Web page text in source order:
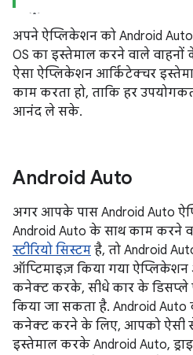
अपने ऐप्लिकेशन को Android
OS का इस्तेमाल करने वाले
ऐसा ऐप्लिकेशन आर्किटेक्चर
काम करता हो, ताकि हर
आनंद ले सके.
Android Auto
अगर आपके पास Android Auto
Android Auto के साथ काम करने
स्टीरियो सिस्टम है, तो Android
ऑप्टिमाइज़ किया गया
कनेक्ट करके, सीधे कार के डिसप्ले
किया जा सकता है. Android
कनेक्ट करने के लिए, आपको ऐसी
इस्तेमाल करके Android Auto,